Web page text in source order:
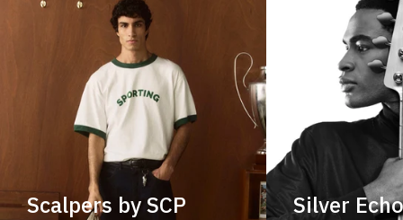
Scalpers by SCP Silver Echo